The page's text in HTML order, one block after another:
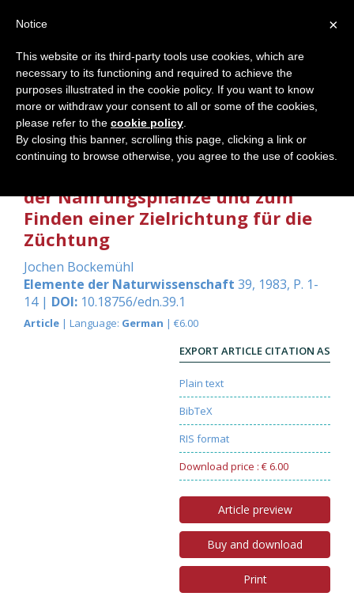
Vergleiche zwischen Wild- und
der Nahrungspflanze und zum
Finden einer Zielrichtung für die
Züchtung
Jochen Bockemühl
Elemente der Naturwissenschaft 39, 1983, P. 1-
14 | DOI: 10.18756/edn.39.1
Article | Language: German | €6.00
EXPORT ARTICLE CITATION AS
Plain text
BibTeX
RIS format
Download price : € 6.00
Article preview
Buy and download
Print
×
Notice
This website or its third-party tools use cookies, which are
necessary to its functioning and required to achieve the
purposes illustrated in the cookie policy. If you want to know
more or withdraw your consent to all or some of the cookies,
please refer to the cookie policy
By closing this banner, scrolling this page, clicking a link or
continuing to browse otherwise, you agree to the use of cookies.